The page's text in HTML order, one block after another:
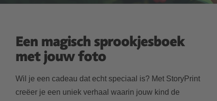
Een magisch sprookjesboek
met jouw foto
Wil je een cadeau dat echt speciaal is? Met StoryPrint
creëer je een uniek verhaal waarin jouw kind de